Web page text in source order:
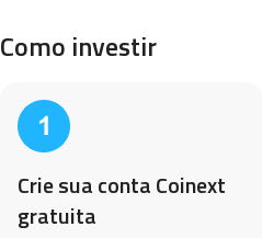
Como investir
Crie sua conta Coinext
gratuita